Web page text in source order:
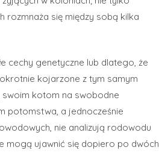
się między sobą kilka
cechy genetyczne lub dlatego, że
kojarzone z tym samym
kotom na swobodne
potomstwa, a jednocześnie
nie analizują rodowodu
mogą ujawnić się dopiero po dwóch